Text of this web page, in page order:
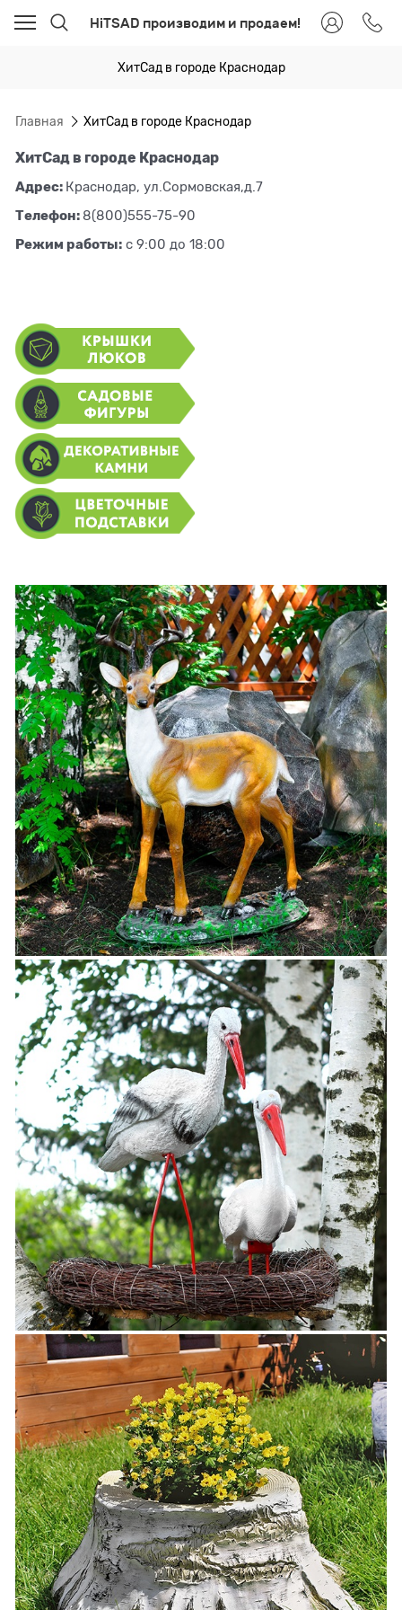
HiTSAD производим и продаем!
ХитСад в городе Краснодар
Главная ХитСад в городе Краснодар
ХитСад в городе Краснодар
Адрес: Краснодар, ул.Сормовская,д.7
Телефон: 8(800)555-75-90
Режим работы: с 9:00 до 18:00